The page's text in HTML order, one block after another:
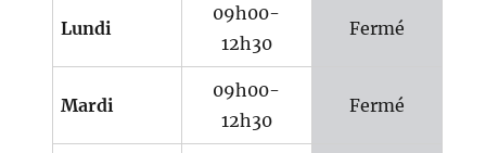
Lundi
09h00-
12h30
Fermé
Mardi
09h00-
12h30
Fermé